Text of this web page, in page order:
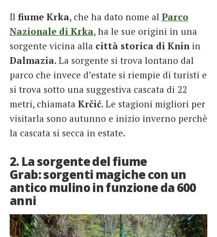
Il fiume Krka, che ha dato nome al Parco
Nazionale di Krka, ha le sue origini in una
sorgente vicina alla città storica di Knin in
Dalmazia. La sorgente si trova lontano dal
parco che invece d’estate si riempie di turisti e
si trova sotto una suggestiva cascata di 22
metri, chiamata Krčić. Le stagioni migliori per
visitarla sono autunno e inizio inverno perchè
la cascata si secca in estate.
2. La sorgente del fiume
Grab: sorgenti magiche con un
antico mulino in funzione da 600
anni